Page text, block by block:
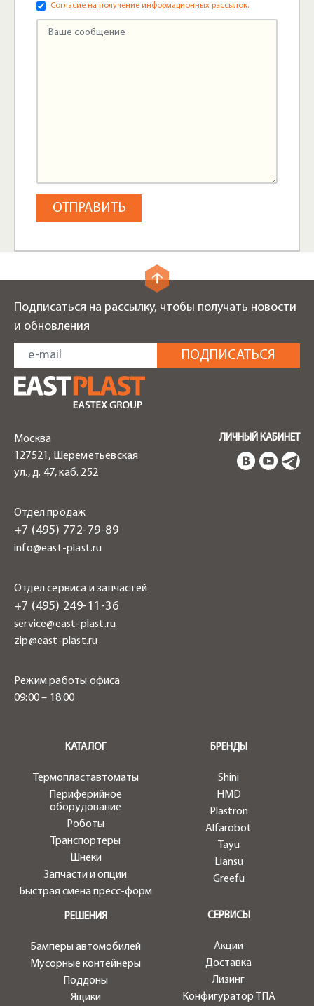
Согласие на получение информационных рассылок.
Подписаться на рассылку, чтобы получать новости
и обновления
Москва
127521, Шереметьевская
ул., д. 47, каб. 252
Отдел продаж
+7 (495) 772-79-89
info@east-plast.ru
Отдел сервиса и запчастей
+7 (495) 249-11-36
service@east-plast.ru
zip@east-plast.ru
Режим работы офиса
09:00 – 18:00
ЛИЧНЫЙ КАБИНЕТ
КАТАЛОГ
Термопластавтоматы
Периферийное
оборудование
Роботы
Транспортеры
Шнеки
Запчасти и опции
Быстрая смена пресс-форм
БРЕНДЫ
Shini
HMD
Plastron
Alfarobot
Tayu
Liansu
Greefu
СЕРВИСЫ
Акции
Доставка
Лизинг
Конфигуратор ТПА
РЕШЕНИЯ
Бамперы автомобилей
Мусорные контейнеры
Поддоны
Ящики